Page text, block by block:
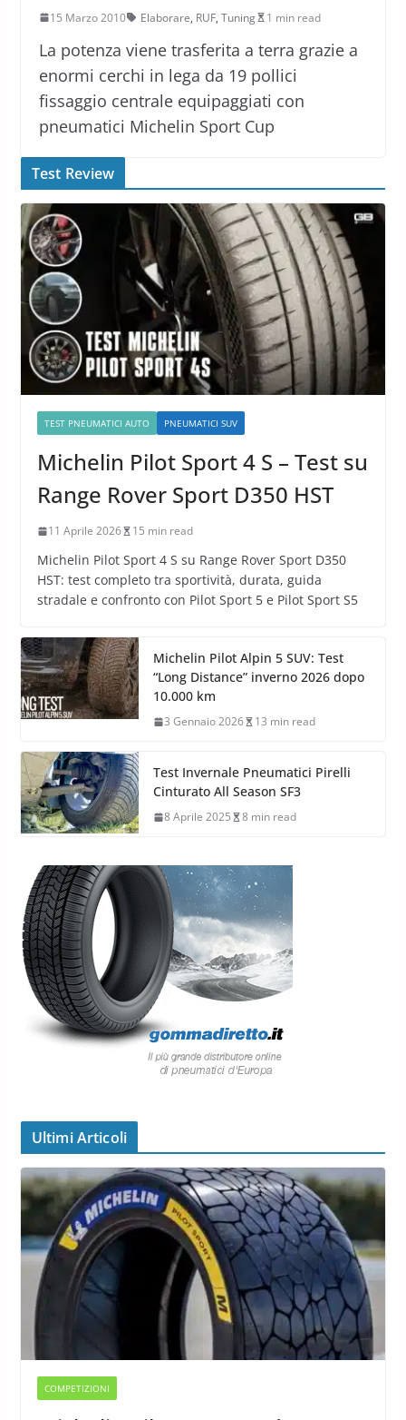
15 Marzo 2010 Elaborare, RUF, Tuning 1 min read
La potenza viene trasferita a terra grazie a
enormi cerchi in lega da 19 pollici
fissaggio centrale equipaggiati con
pneumatici Michelin Sport Cup
Test Review
TEST PNEUMATICI AUTO PNEUMATICI SUV
Michelin Pilot Sport 4 S – Test su
Range Rover Sport D350 HST
11 Aprile 2026 15 min read
Michelin Pilot Sport 4 S su Range Rover Sport D350
HST: test completo tra sportività, durata, guida
stradale e confronto con Pilot Sport 5 e Pilot Sport S5
Michelin Pilot Alpin 5 SUV: Test
“Long Distance” inverno 2026 dopo
10.000 km
3 Gennaio 2026 13 min read
Test Invernale Pneumatici Pirelli
Cinturato All Season SF3
8 Aprile 2025 8 min read
Ultimi Articoli
COMPETIZIONI